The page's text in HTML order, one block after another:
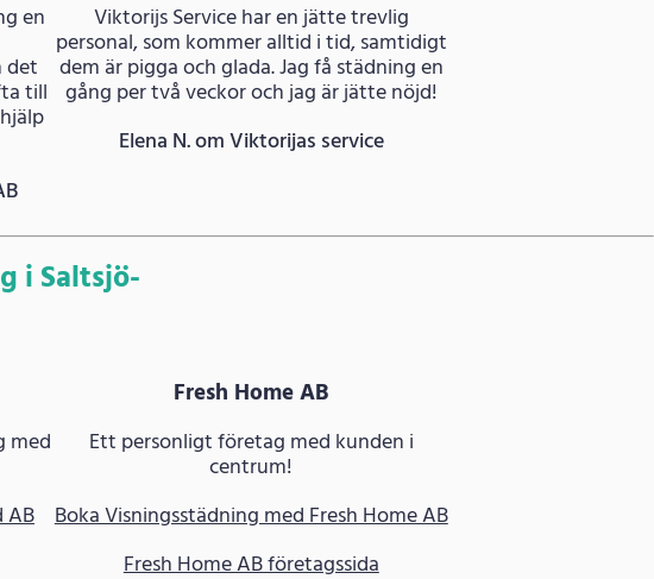
en
det
till
Viktorijs Service har en jätte trevlig
personal, som kommer alltid i tid, samtidigt
dem är pigga och glada. Jag få städning en
gång per två veckor och jag är jätte nöjd!
Elena N. om Viktorijas service
i Saltsjö-
med
AB
Fresh Home AB
Ett personligt företag med kunden i
centrum!
Boka Visningsstädning med Fresh Home AB
Fresh Home AB företagssida